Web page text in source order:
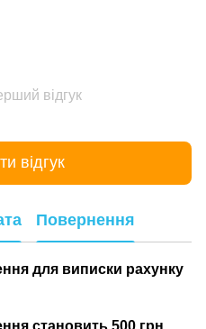
відгук
відгук
Повернення
для виписки рахунку